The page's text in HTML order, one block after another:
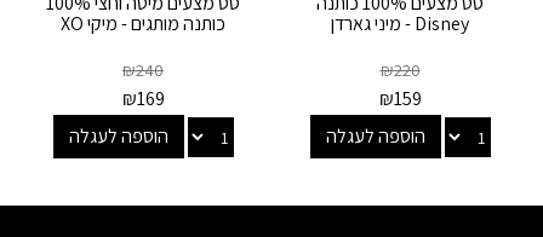
Disney - מיני גארדן
₪220
₪159
הוספה לעגלה
כותנה מותגים - מיקי XO
₪240
₪169
הוספה לעגלה